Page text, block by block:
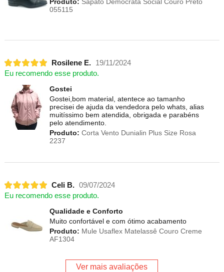
055115
Rosilene E.
19/11/2024
Eu recomendo esse produto.
Gostei
Gostei,bom material, atentece ao tamanho
precisei de ajuda da vendedora pelo whats, alias
muitíssimo bem atendida, obrigada e parabéns
pelo atendimento.
Produto: Corta Vento Dunialin Plus Size Rosa
2237
Celi B. 09/07/2024
Eu recomendo esse produto.
Qualidade e Conforto
Muito confortável e com ótimo acabamento
Produto: Mule Usaflex Matelassê Couro Creme
AF1304
Ver mais avaliações